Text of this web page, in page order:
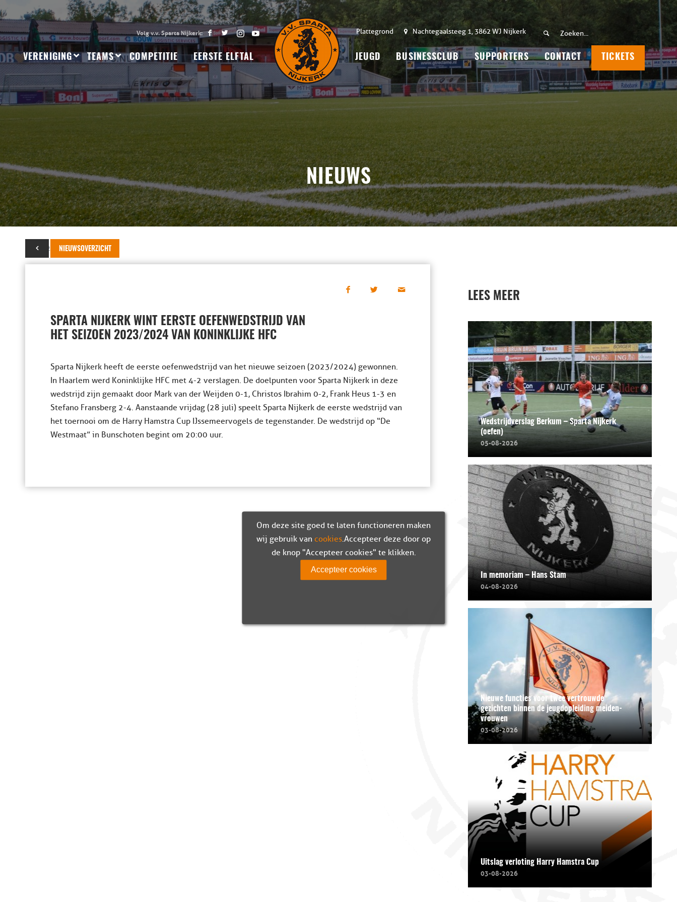
Plattegrond Nachtegaalsteeg 1, 3862 WJ Nijkerk
VERENIGING TEAMS COMPETITIE EERSTE ELFTAL JEUGD BUSINESSCLUB SUPPORTERS CONTACT TICKETS
NIEUWS
NIEUWSOVERZICHT
22 juli 2023
SPARTA NIJKERK WINT EERSTE OEFENWEDSTRIJD VAN
HET SEIZOEN 2023/2024 VAN KONINKLIJKE HFC
Sparta Nijkerk heeft de eerste oefenwedstrijd van het nieuwe seizoen (2023/2024) gewonnen.
In Haarlem werd Koninklijke HFC met 4-2 verslagen. De doelpunten voor Sparta Nijkerk in deze
wedstrijd zijn gemaakt door Mark van der Weijden 0-1, Christos Ibrahim 0-2, Frank Heus 1-3 en
Stefano Fransberg 2-4. Aanstaande vrijdag (28 juli) speelt Sparta Nijkerk de eerste wedstrijd van
het toernooi om de Harry Hamstra Cup IJssemeervogels de tegenstander. De wedstrijd op “De
Westmaat” in Bunschoten begint om 20:00 uur.
LEES MEER
Wedstrijdverslag Berkum – Sparta Nijkerk
(oefen)
05-08-2026
In memoriam – Hans Stam
04-08-2026
Nieuwe functies voor twee vertrouwde
gezichten binnen de jeugdopleiding meiden-
vrouwen
03-08-2026
Uitslag verloting Harry Hamstra Cup
03-08-2026
Om deze site goed te laten functioneren maken
wij gebruik van cookies. Accepteer deze door op
de knop "Accepteer cookies" te klikken.
Accepteer cookies